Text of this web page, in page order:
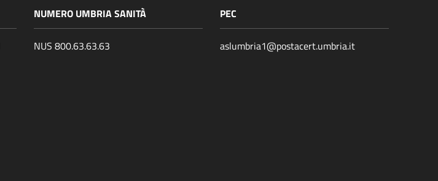
NUMERO UMBRIA SANITÀ
NUS 800.63.63.63
PEC
aslumbria1@postacert.umbria.it